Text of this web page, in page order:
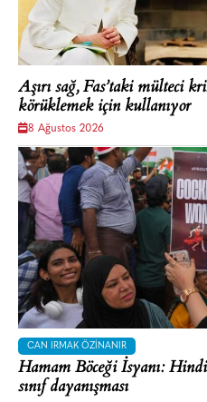
Aşırı sağ, Fas’taki mülteci
körüklemek için kullanıyor
8 Ağustos 2026
CAN IRMAK ÖZINANIR
Hamam Böceği İsyanı:
sınıf dayanışması